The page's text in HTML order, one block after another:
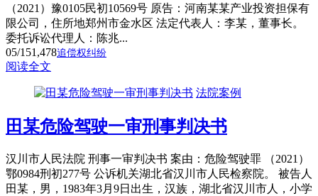
（2021）豫0105民初10569号 原告：河南某某产业投资担保有
限公司，住所地郑州市金水区 法定代表人：李某，董事长。
委托诉讼代理人：陈兆...
05/151,478追偿权纠纷
阅读全文
法院案例
田某危险驾驶一审刑事判决书
汉川市人民法院 刑事一审判决书 案由：危险驾驶罪 （2021）
鄂0984刑初277号 公诉机关湖北省汉川市人民检察院。 被告人
田某，男，1983年3月9日出生，汉族，湖北省汉川市人，小学